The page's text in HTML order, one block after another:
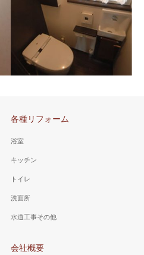
ーム）
使用していない小便器を撤
溝などが無い場合に適してい
ます。
山梨県 甲斐市 T様邸
が、うまく設置ができそうで
各種リフォーム
浴室
キッチン
トイレ
洗面所
水道工事その他
会社概要